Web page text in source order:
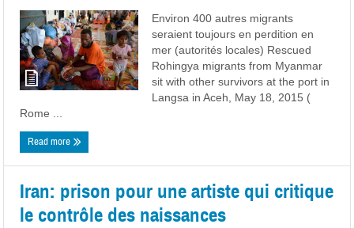
Environ 400 autres migrants
seraient toujours en perdition en
mer (autorités locales) Rescued
Rohingya migrants from Myanmar
sit with other survivors at the port in
Langsa in Aceh, May 18, 2015 (
Rome ...
Read more
Iran: prison pour une artiste qui critique
le contrôle des naissances